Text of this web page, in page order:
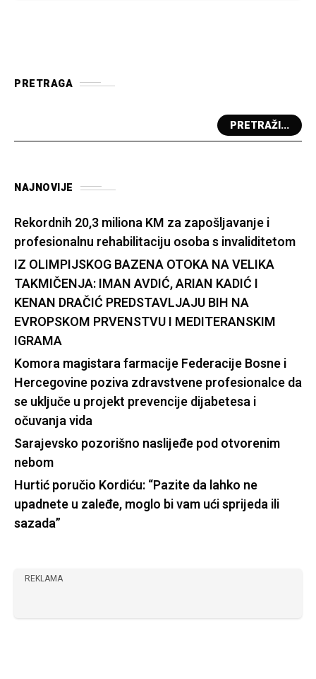
PRETRAGA
PRETRAŽI...
NAJNOVIJE
Rekordnih 20,3 miliona KM za zapošljavanje i
profesionalnu rehabilitaciju osoba s invaliditetom
IZ OLIMPIJSKOG BAZENA OTOKA NA VELIKA
TAKMIČENJA: IMAN AVDIĆ, ARIAN KADIĆ I
KENAN DRAČIĆ PREDSTAVLJAJU BIH NA
EVROPSKOM PRVENSTVU I MEDITERANSKIM
IGRAMA
Komora magistara farmacije Federacije Bosne i
Hercegovine poziva zdravstvene profesionalce da
se uključe u projekt prevencije dijabetesa i
očuvanja vida
Sarajevsko pozorišno naslijeđe pod otvorenim
nebom
Hurtić poručio Kordiću: “Pazite da lahko ne
upadnete u zaleđe, moglo bi vam ući sprijeda ili
sazada”
REKLAMA